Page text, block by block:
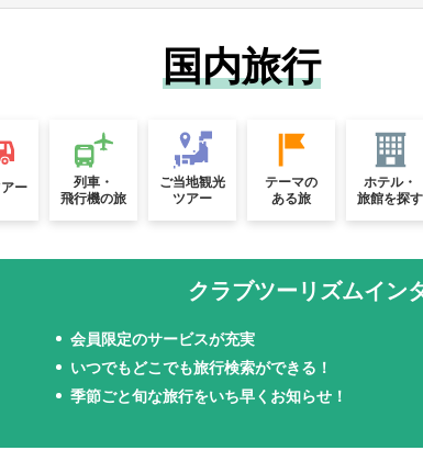
国内旅行
ー
列車・
飛行機の旅
ご当地観光
ツアー
テーマの
ある旅
ホテル・
旅館を探す
クラブツーリズムイン
会員限定のサービスが充実
いつでもどこでも旅行検索ができる！
季節ごと旬な旅行をいち早くお知らせ！